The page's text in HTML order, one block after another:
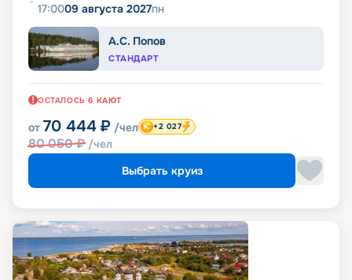
17:0009 августа 2027пн
А.С. Попов
СТАНДАРТ
ОСТАЛОСЬ 6 КАЮТ
от 70 444 ₽ /чел
80 050₽ /чел
+2 027
Выбрать круиз